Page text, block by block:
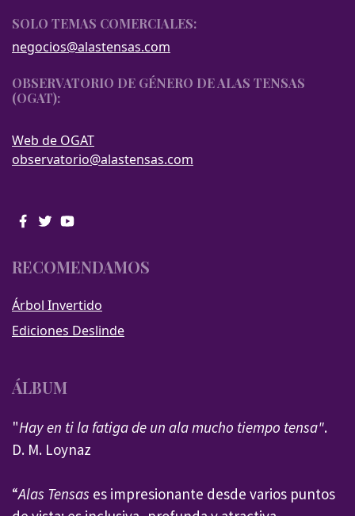
SOLO TEMAS COMERCIALES:
negocios@alastensas.com
OBSERVATORIO DE GÉNERO DE ALAS TENSAS
(OGAT):
Web de OGAT
observatorio@alastensas.com
RECOMENDAMOS
Árbol Invertido
Ediciones Deslinde
ÁLBUM
"Hay en ti la fatiga de un ala mucho tiempo tensa".
D. M. Loynaz
“Alas Tensas es impresionante desde varios puntos